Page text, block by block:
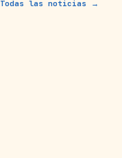
Todas las noticias →